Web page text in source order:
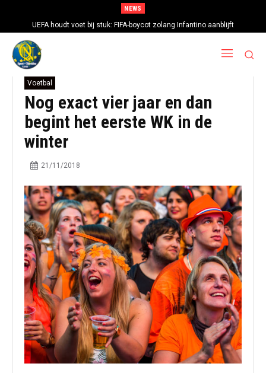
NEWS
UEFA houdt voet bij stuk: FIFA-boycot zolang Infantino aanblijft
Voetbal
Nog exact vier jaar en dan
begint het eerste WK in de
winter
21/11/2018